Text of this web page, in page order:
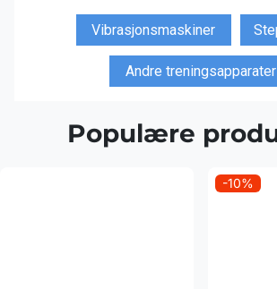
Vibrasjonsmaskiner
Andre treningsapparater
Populære
-10%